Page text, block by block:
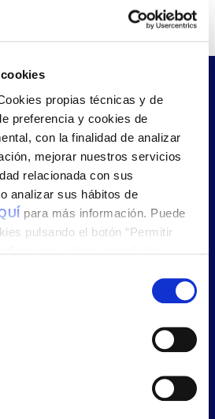
propias técnicas y de
preferencia y cookies de
con la finalidad de analizar
mejorar nuestros servicios
relacionada con sus
analizar sus hábitos de
para más información. Puede
pulsando el botón “Permitir
su uso pulsando el botón “Solo
pondremos en contacto
posible